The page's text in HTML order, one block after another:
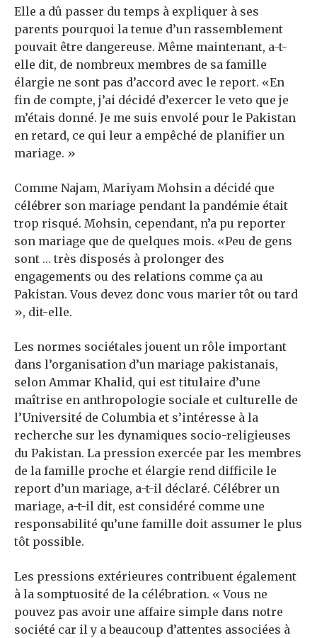
Elle a dû passer du temps à expliquer à ses
parents pourquoi la tenue d’un rassemblement
pouvait être dangereuse. Même maintenant, a-t-
elle dit, de nombreux membres de sa famille
élargie ne sont pas d’accord avec le report. «En
fin de compte, j’ai décidé d’exercer le veto que je
m’étais donné. Je me suis envolé pour le Pakistan
en retard, ce qui leur a empêché de planifier un
mariage. »
Comme Najam, Mariyam Mohsin a décidé que
célébrer son mariage pendant la pandémie était
trop risqué. Mohsin, cependant, n’a pu reporter
son mariage que de quelques mois. «Peu de gens
sont … très disposés à prolonger des
engagements ou des relations comme ça au
Pakistan. Vous devez donc vous marier tôt ou tard
», dit-elle.
Les normes sociétales jouent un rôle important
dans l’organisation d’un mariage pakistanais,
selon Ammar Khalid, qui est titulaire d’une
maîtrise en anthropologie sociale et culturelle de
l’Université de Columbia et s’intéresse à la
recherche sur les dynamiques socio-religieuses
du Pakistan. La pression exercée par les membres
de la famille proche et élargie rend difficile le
report d’un mariage, a-t-il déclaré. Célébrer un
mariage, a-t-il dit, est considéré comme une
responsabilité qu’une famille doit assumer le plus
tôt possible.
Les pressions extérieures contribuent également
à la somptuosité de la célébration. « Vous ne
pouvez pas avoir une affaire simple dans notre
société car il y a beaucoup d’attentes associées à